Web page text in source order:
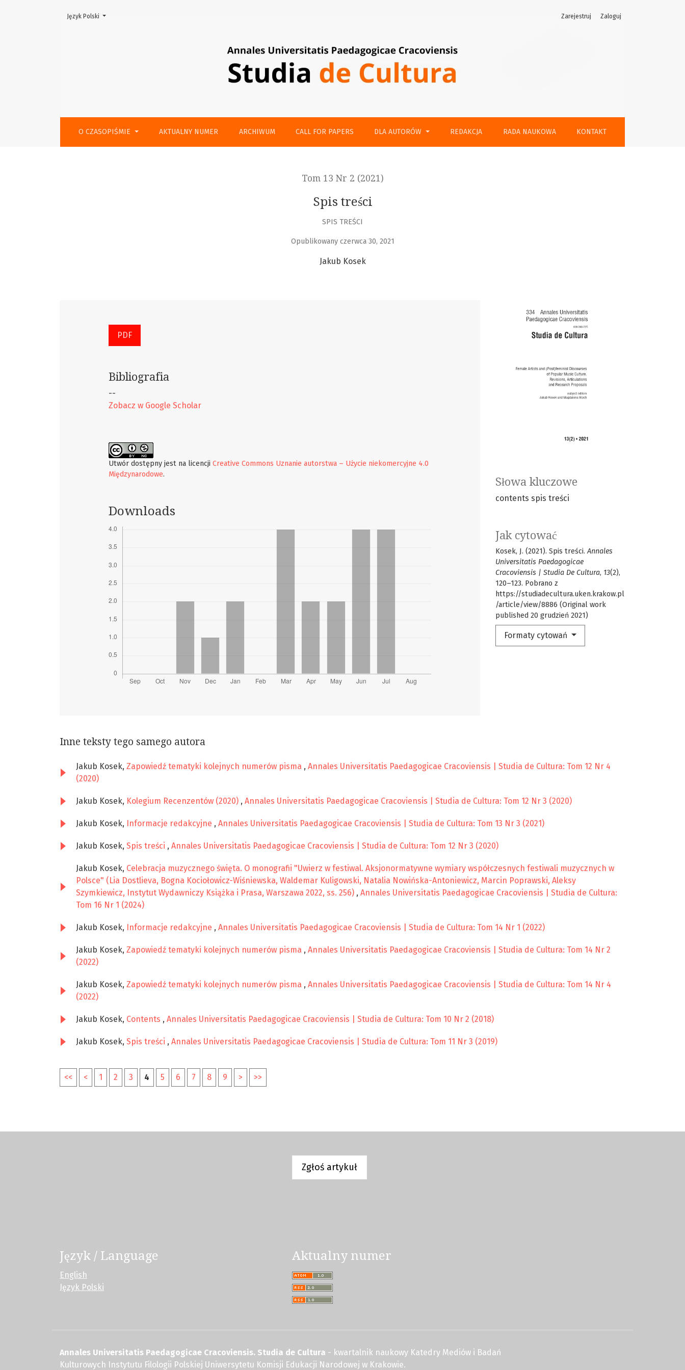
Spis treści
O CZASOPIŚMIE AKTUALNY NUMER ARCHIWUM CALL FOR PAPERS DLA AUTORÓW REDAKCJA RADA NAUKOWA KONTAKT
Zarejestruj Zaloguj
Zmień język, obecnie wybrany to:
Język Polski
Tom 13 Nr 2 (2021)
Spis treści
SPIS TREŚCI
Opublikowany czerwca 30, 2021
Jakub Kosek
Słowa kluczowe
contents spis treści
Jak cytować
Kosek, J. (2021). Spis treści.Annales
Universitatis Paedagogicae
Cracoviensis | Studia De Cultura, 13(2),
120–123. Pobrano z
https://studiadecultura.uken.krakow.pl
/article/view/8886 (Original work
published 20 grudzień 2021)
Formaty cytowań
PDF
Bibliografia
--
Zobacz w Google Scholar
Utwór dostępny jest na licencji Creative Commons Uznanie autorstwa – Użycie niekomercyjne 4.0
Międzynarodowe.
Downloads
Inne teksty tego samego autora
Jakub Kosek, Zapowiedź tematyki kolejnych numerów pisma , Annales Universitatis Paedagogicae Cracoviensis | Studia de Cultura: Tom 12 Nr 4
(2020)
Jakub Kosek, Kolegium Recenzentów (2020) , Annales Universitatis Paedagogicae Cracoviensis | Studia de Cultura: Tom 12 Nr 3 (2020)
Jakub Kosek, Informacje redakcyjne , Annales Universitatis Paedagogicae Cracoviensis | Studia de Cultura: Tom 13 Nr 3 (2021)
Jakub Kosek, Spis treści , Annales Universitatis Paedagogicae Cracoviensis | Studia de Cultura: Tom 12 Nr 3 (2020)
Jakub Kosek, Celebracja muzycznego święta. O monografii "Uwierz w festiwal. Aksjonormatywne wymiary współczesnych festiwali muzycznych w
Polsce" (Lia Dostlieva, Bogna Kociołowicz-Wiśniewska, Waldemar Kuligowski, Natalia Nowińska-Antoniewicz, Marcin Poprawski, Aleksy
Szymkiewicz, Instytut Wydawniczy Książka i Prasa, Warszawa 2022, ss. 256) , Annales Universitatis Paedagogicae Cracoviensis | Studia de Cultura:
Tom 16 Nr 1 (2024)
Jakub Kosek, Informacje redakcyjne , Annales Universitatis Paedagogicae Cracoviensis | Studia de Cultura: Tom 14 Nr 1 (2022)
Jakub Kosek, Zapowiedź tematyki kolejnych numerów pisma , Annales Universitatis Paedagogicae Cracoviensis | Studia de Cultura: Tom 14 Nr 2
(2022)
Jakub Kosek, Zapowiedź tematyki kolejnych numerów pisma , Annales Universitatis Paedagogicae Cracoviensis | Studia de Cultura: Tom 14 Nr 4
(2022)
Jakub Kosek, Contents , Annales Universitatis Paedagogicae Cracoviensis | Studia de Cultura: Tom 10 Nr 2 (2018)
Jakub Kosek, Spis treści , Annales Universitatis Paedagogicae Cracoviensis | Studia de Cultura: Tom 11 Nr 3 (2019)
<< < 1 2 3 4 5 6 7 8 9 > >>
Zgłoś artykuł
Język / Language
English
Język Polski
Aktualny numer
Annales Universitatis Paedagogicae Cracoviensis. Studia de Cultura - kwartalnik naukowy Katedry Mediów i Badań
Kulturowych Instytutu Filologii Polskiej Uniwersytetu Komisji Edukacji Narodowej w Krakowie.